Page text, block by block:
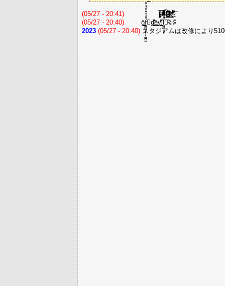
(05/27 - 20:41) j̴̵̵̡͖͕͔̝͉̫̤̼̫̭̱̯ͧ̿ͦͩ̌s̶̵̷̢̖͔̖͒̏ͣ͌ͤͣͫ̊ͪ̏̓ͫ͒̿ͩd̶̲̗̠͙̦̫͚̫̯ͬ̑͂̈̐͂̂ͨͦ͐̽ͅl̷̸̼̙͔͍̜̙͙͚̣̥̰̃̒͊̑͛̓̀͋̆͂̀̚͜k̒̔̽̓̃ͧͭ̕͟҉̭̘̤͍̲̖͎̲̳̖̘̼̘̮̬̟ͅj̎̉ͫ̐̓̉̀̍̊̋̾̇̂͆̚͞
(05/27 - 20:40) ō̺̪̻̦̝̙̙̝̦̻̪̺f̺̪̻̦̝̙̙̝̦̻̪̺̄̑̆̽̐̏̏̐̽̆̑̄͡͡⃣d̺̪̻̦̝̙̙̝̦̻̪̺̄̑̆̽̐̏̏̐̽̆ē̺̪̻̦̝̙̙̝̦v̺̪̻̦̝̙̙̝̦̻̪̺̄̑̆̽̐̏̏̐̽̆̑̄͡il̺̪̻̦̝̙̄̑̆̽̐̏͡⃣ʬiʬ
2023 (05/27 - 20:40) スタジアムは改修により